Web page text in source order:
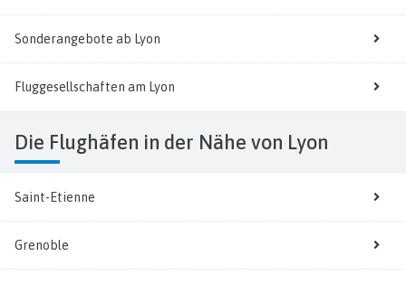
Sonderangebote ab Lyon
Fluggesellschaften am Lyon
Die Flughäfen in der Nähe von Lyon
Saint-Etienne
Grenoble